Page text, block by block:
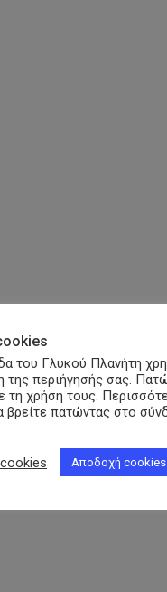
του Γλυκού Πλανήτη
της περιήγησής σας.
τη χρήση τους.
βρείτε πατώντας στο
Αποδοχή cookies